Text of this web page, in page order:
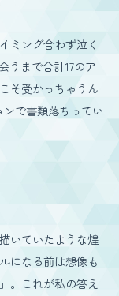
ミング合わず泣く
うまで合計17のア
そ受かっちゃうん
で書類落ちってい
いていたような煌
になる前は想像も
。これが私の答え